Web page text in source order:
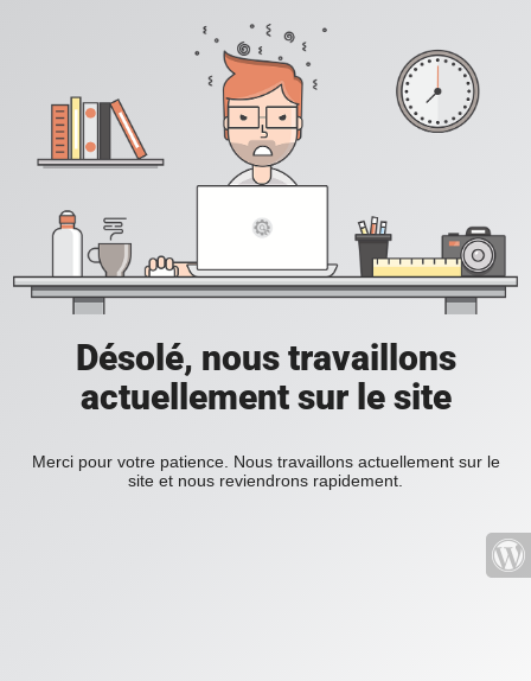
Désolé, nous travaillons
actuellement sur le site
Merci pour votre patience. Nous travaillons actuellement sur le
site et nous reviendrons rapidement.